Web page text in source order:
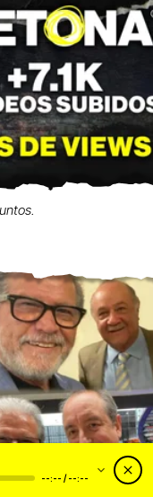
--:-- / --:--